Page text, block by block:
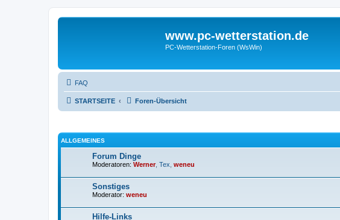
www.pc-wetterstation.de
PC-Wetterstation-Foren (WsWin)
FAQ
STARTSEITE Foren-Übersicht
ALLGEMEINES
Forum Dinge
Moderatoren: Werner, Tex weneu
Sonstiges
Moderator: weneu
Hilfe-Links